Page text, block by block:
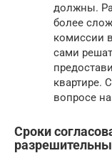
должны.
более
комиссии
сами
квартире.
вопросе
Сроки